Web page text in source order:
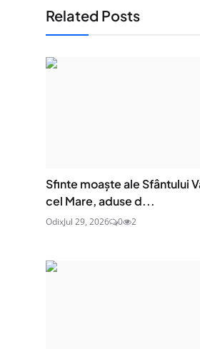
Related Posts
Sfinte moaşte ale Sfântului
cel Mare, aduse d...
OdixJul 29, 2026 0 2